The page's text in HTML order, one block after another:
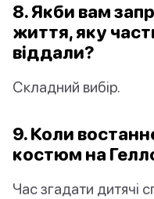
8. Якби вам
життя, яку
віддали?
Складний вибір.
9. Коли
костюм на
Час згадати дитячі